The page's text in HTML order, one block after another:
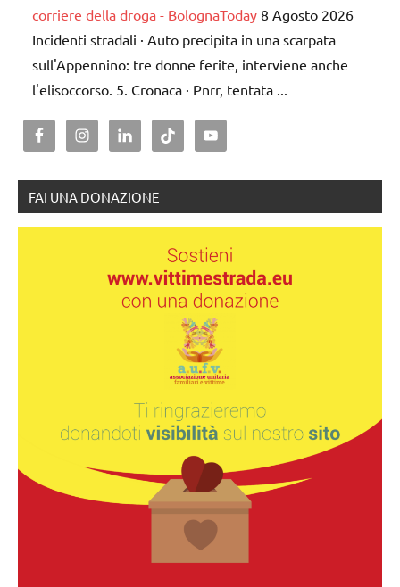
corriere della droga - BolognaToday 8 Agosto 2026
Incidenti stradali · Auto precipita in una scarpata
sull'Appennino: tre donne ferite, interviene anche
l'elisoccorso. 5. Cronaca · Pnrr, tentata ...
FAI UNA DONAZIONE